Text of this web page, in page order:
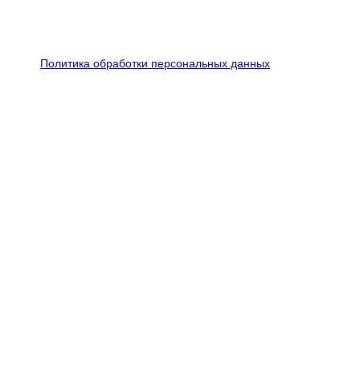
Политика обработки персональных данных